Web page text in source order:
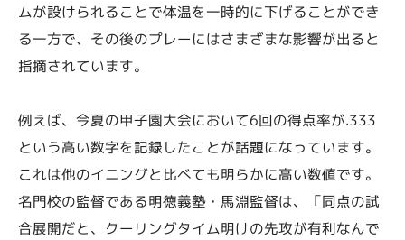
ムが設けられることで体温を一時的に下げることができ
る一方で、その後のプレーにはさまざまな影響が出ると
指摘されています。
例えば、今夏の甲子園大会において6回の得点率が.333
という高い数字を記録したことが話題になっています。
これは他のイニングと比べても明らかに高い数値です。
名門校の監督である明徳義塾・馬淵監督は、「同点の試
合展開だと、クーリングタイム明けの先攻が有利なんで